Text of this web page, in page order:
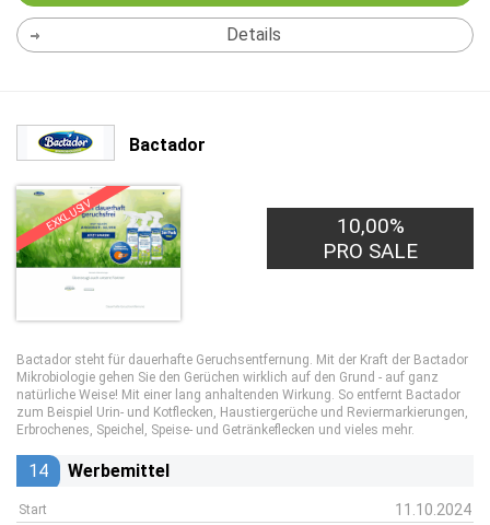
Details
Bactador
EXKLUSIV
10,00%
PRO SALE
Bactador steht für dauerhafte Geruchsentfernung. Mit der Kraft der Bactador
Mikrobiologie gehen Sie den Gerüchen wirklich auf den Grund - auf ganz
natürliche Weise! Mit einer lang anhaltenden Wirkung. So entfernt Bactador
zum Beispiel Urin- und Kotflecken, Haustiergerüche und Reviermarkierungen,
Erbrochenes, Speichel, Speise- und Getränkeflecken und vieles mehr.
14 Werbemittel
Start 11.10.2024